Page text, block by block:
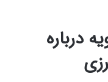
درباره